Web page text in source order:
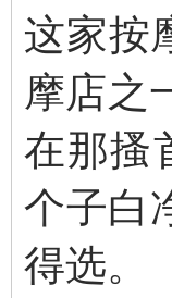
这家按
摩店之
在那搔
个子白
得选。